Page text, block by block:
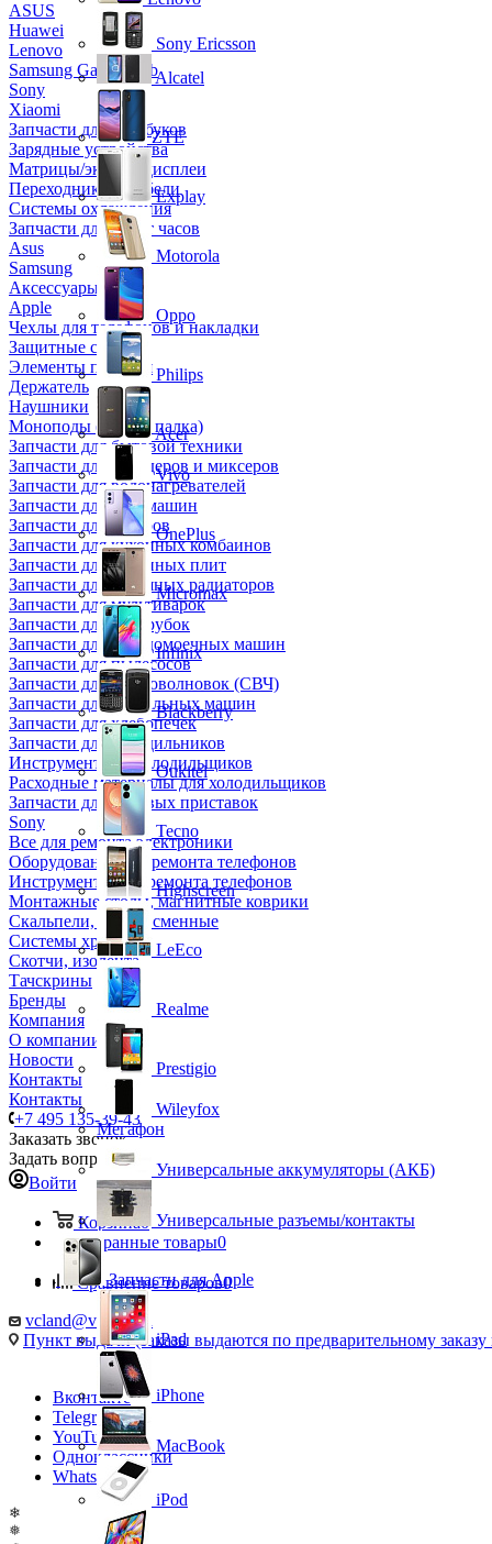
ASUS
Huawei
Lenovo
Samsung Galaxy Tab
Sony
Xiaomi
Запчасти для ноутбуков
Зарядные устройства
Матрицы/экраны/дисплеи
Переходники и кабели
Системы охлаждения
Запчасти для смарт часов
Asus
Samsung
Аксессуары
Apple
Чехлы для телефонов и накладки
Защитные стекла
Элементы питания
Держатель
Наушники
Моноподы (Селфи палка)
Запчасти для бытовой техники
Запчасти для блендеров и миксеров
Запчасти для водонагревателей
Запчасти для кофемашин
Запчасти для кулеров
Запчасти для кухонных комбаинов
Запчасти для кухонных плит
Запчасти для масляных радиаторов
Запчасти для мультиварок
Запчасти для мясорубок
Запчасти для посудомоечных машин
Запчасти для пылесосов
Запчасти для микроволновок (СВЧ)
Запчасти для стиральных машин
Запчасти для хлебопечек
Запчасти для холодильников
Инструмент для холодильщиков
Расходные материалы для холодильщиков
Запчасти для игровых приставок
Sony
Все для ремонта электроники
Оборудование для ремонта телефонов
Инструменты для ремонта телефонов
Монтажные столы, магнитные коврики
Скальпели, лезвия сменные
Системы хранения
Скотчи, изолента
Тачскрины
Бренды
Компания
О компании
Новости
Контакты
Контакты
+7 495 135-39-43
Заказать звонок
Задать вопрос
Войти
Корзина0
Избранные товары0
Сравнение товаров0
vcland@vcland.ru
Пункт выдачи (заказы выдаются по предварительному заказу
Вконтакте
Telegram
YouTube
Одноклассники
WhatsApp
❄
❅
Sony Ericsson
Alcatel
ZTE
Explay
Motorola
Oppo
Philips
Acer
Vivo
OnePlus
Micromax
Infinix
Blackberry
Oukitel
Tecno
Highscreen
LeEco
Realme
Prestigio
Wileyfox
Мегафон
Универсальные аккумуляторы (АКБ)
Универсальные разъемы/контакты
Запчасти для Apple
iPad
iPhone
MacBook
iPod